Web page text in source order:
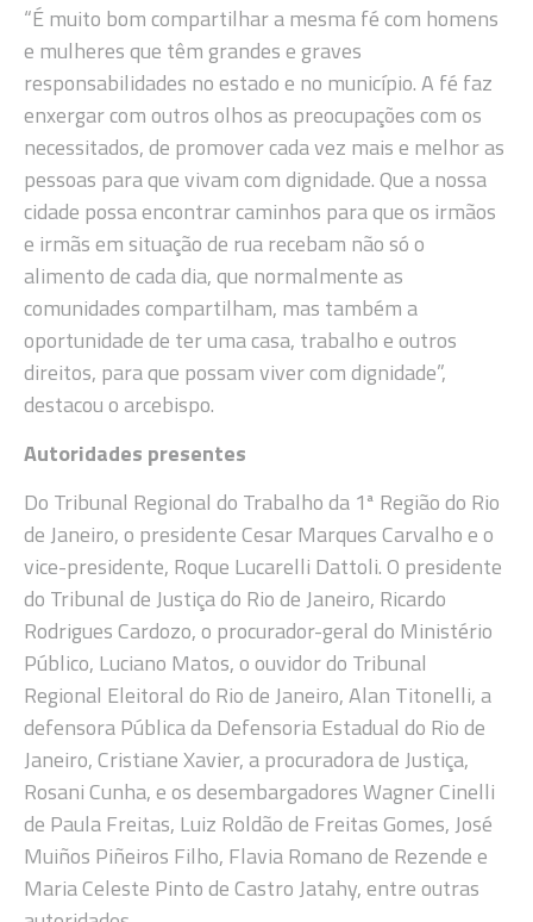
“É muito bom compartilhar a mesma fé com homens
e mulheres que têm grandes e graves
responsabilidades no estado e no município. A fé faz
enxergar com outros olhos as preocupações com os
necessitados, de promover cada vez mais e melhor as
pessoas para que vivam com dignidade. Que a nossa
cidade possa encontrar caminhos para que os irmãos
e irmãs em situação de rua recebam não só o
alimento de cada dia, que normalmente as
comunidades compartilham, mas também a
oportunidade de ter uma casa, trabalho e outros
direitos, para que possam viver com dignidade”,
destacou o arcebispo.
Autoridades presentes
Do Tribunal Regional do Trabalho da 1ª Região do Rio
de Janeiro, o presidente Cesar Marques Carvalho e o
vice-presidente, Roque Lucarelli Dattoli. O presidente
do Tribunal de Justiça do Rio de Janeiro, Ricardo
Rodrigues Cardozo, o procurador-geral do Ministério
Público, Luciano Matos, o ouvidor do Tribunal
Regional Eleitoral do Rio de Janeiro, Alan Titonelli, a
defensora Pública da Defensoria Estadual do Rio de
Janeiro, Cristiane Xavier, a procuradora de Justiça,
Rosani Cunha, e os desembargadores Wagner Cinelli
de Paula Freitas, Luiz Roldão de Freitas Gomes, José
Muiños Piñeiros Filho, Flavia Romano de Rezende e
Maria Celeste Pinto de Castro Jatahy, entre outras